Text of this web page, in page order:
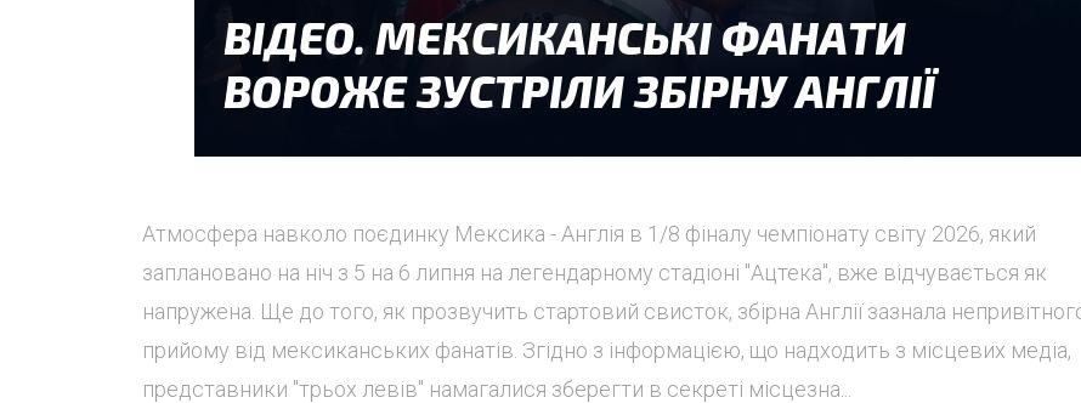
Атмосфера навколо поєдинку Мексика - Англія в 1/8 фіналу чемпіонату світу 2026, який
заплановано на ніч з 5 на 6 липня на легендарному стадіоні "Ацтека", вже відчувається як
напружена. Ще до того, як прозвучить стартовий свисток, збірна Англії зазнала
прийому від мексиканських фанатів. Згідно з інформацією, що надходить з місцевих медіа,
представники "трьох левів" намагалися зберегти в секреті місцезна...